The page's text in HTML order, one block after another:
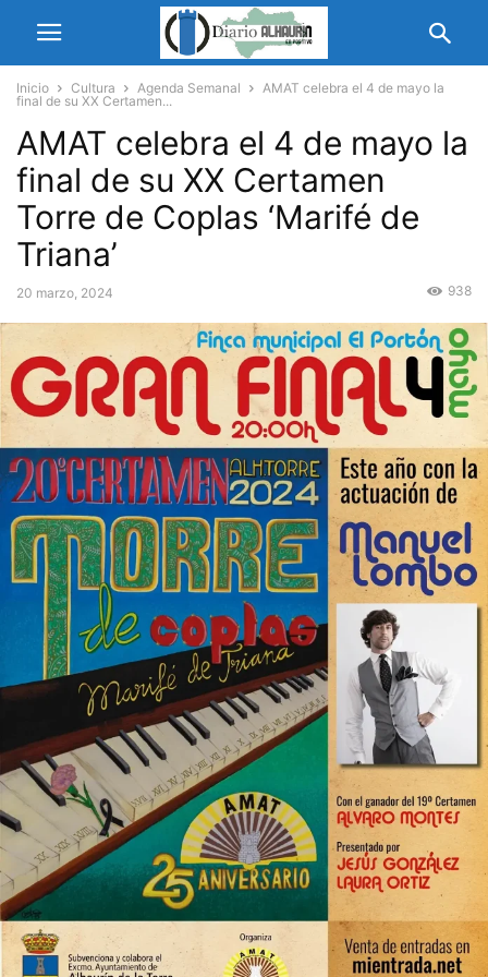
Inicio Cultura Agenda Semanal
AMAT celebra el 4 de mayo la
final de su XX Certamen...
AMAT celebra el 4 de mayo la
final de su XX Certamen
Torre de Coplas ‘Marifé de
Triana’
20 marzo, 2024 938